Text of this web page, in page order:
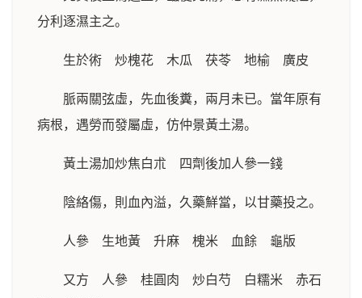
分利逐濕主之。
生於術 炒槐花 木瓜 茯苓 地榆 廣皮
脈兩關弦虛，先血後糞，兩月未已。當年原有
病根，遇勞而發屬虛，仿仲景黃土湯。
黃土湯加炒焦白朮 四劑後加人參一錢
陰絡傷，則血內溢，久藥鮮當，以甘藥投之。
人參 生地黃 升麻 槐米 血餘 龜版
又方 人參 桂圓肉 炒白芍 白糯米 赤石